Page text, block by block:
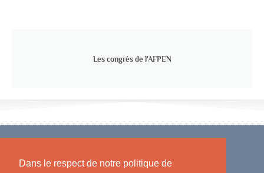
Dans le respect de notre politique de
Les congrès de l'AFPEN